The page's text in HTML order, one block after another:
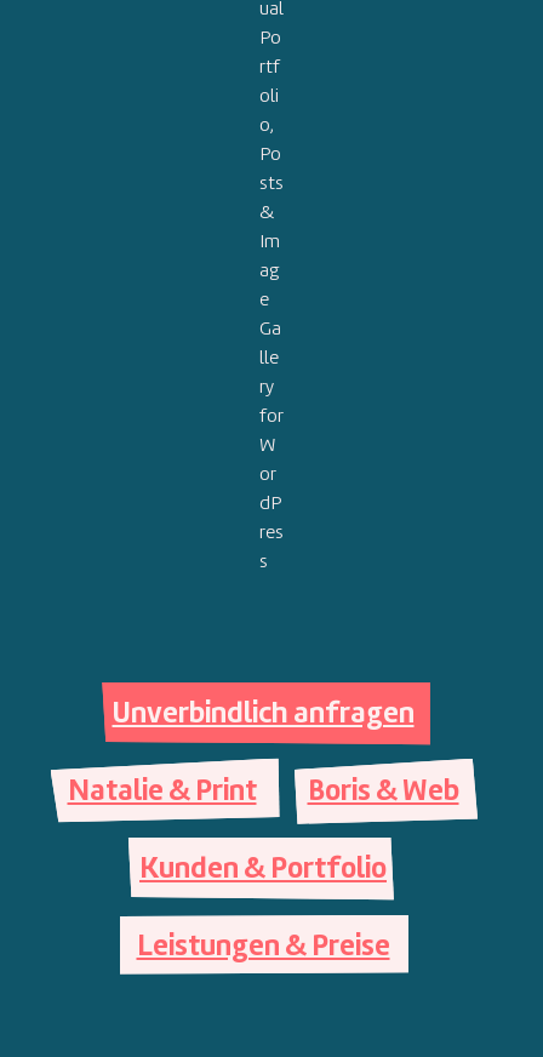
Unverbindlich anfragen
Natalie & Print Boris & Web
Kunden & Portfolio
Leistungen & Preise